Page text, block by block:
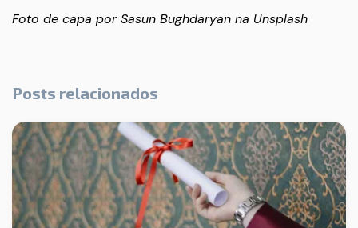
Foto de capa porSasun Bughdaryan na Unsplash
Posts relacionados